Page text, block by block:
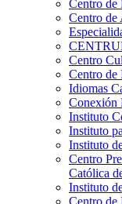
Centro de
Centro de
Centro
Centro de
Idiomas
Conexión
Instituto
Instituto
Instituto
Centro
Católica
Instituto
Centro de